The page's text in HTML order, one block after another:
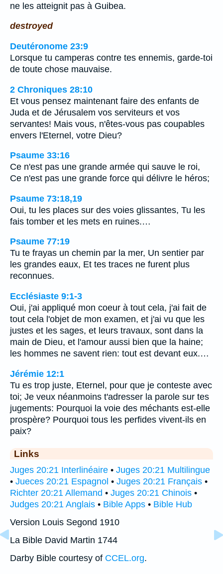
ne les atteignit pas à Guibea.
destroyed
Deutéronome 23:9
Lorsque tu camperas contre tes ennemis, garde-toi
de toute chose mauvaise.
2 Chroniques 28:10
Et vous pensez maintenant faire des enfants de
Juda et de Jérusalem vos serviteurs et vos
servantes! Mais vous, n'êtes-vous pas coupables
envers l'Eternel, votre Dieu?
Psaume 33:16
Ce n'est pas une grande armée qui sauve le roi,
Ce n'est pas une grande force qui délivre le héros;
Psaume 73:18,19
Oui, tu les places sur des voies glissantes, Tu les
fais tomber et les mets en ruines.…
Psaume 77:19
Tu te frayas un chemin par la mer, Un sentier par
les grandes eaux, Et tes traces ne furent plus
reconnues.
Ecclésiaste 9:1-3
Oui, j'ai appliqué mon coeur à tout cela, j'ai fait de
tout cela l'objet de mon examen, et j'ai vu que les
justes et les sages, et leurs travaux, sont dans la
main de Dieu, et l'amour aussi bien que la haine;
les hommes ne savent rien: tout est devant eux.…
Jérémie 12:1
Tu es trop juste, Eternel, pour que je conteste avec
toi; Je veux néanmoins t'adresser la parole sur tes
jugements: Pourquoi la voie des méchants est-elle
prospère? Pourquoi tous les perfides vivent-ils en
paix?
Links
Juges 20:21 Interlinéaire • Juges 20:21 Multilingue
• Jueces 20:21 Espagnol • Juges 20:21 Français •
Richter 20:21 Allemand • Juges 20:21 Chinois •
Judges 20:21 Anglais • Bible Apps • Bible Hub
Version Louis Segond 1910
La Bible David Martin 1744
Darby Bible courtesy of CCEL.org.